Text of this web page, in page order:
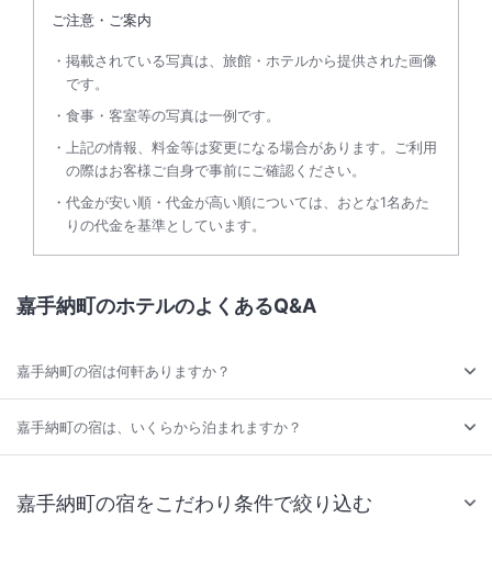
ご注意・ご案内
掲載されている写真は、旅館・ホテルから提供された画像
です。
食事・客室等の写真は一例です。
上記の情報、料金等は変更になる場合があります。ご利用
の際はお客様ご自身で事前にご確認ください。
代金が安い順・代金が高い順については、おとな1名あた
りの代金を基準としています。
嘉手納町のホテルのよくあるQ&A
嘉手納町の宿は何軒ありますか？
嘉手納町の宿は、いくらから泊まれますか？
嘉手納町の宿をこだわり条件で絞り込む